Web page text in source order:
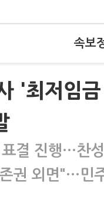
속보
'최저임
결 진행…찬
권 외면"…민